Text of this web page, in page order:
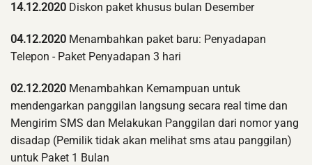
14.12.2020 Diskon paket khusus bulan Desember
04.12.2020 Menambahkan paket baru: Penyadapan
Telepon - Paket Penyadapan 3 hari
02.12.2020 Menambahkan Kemampuan untuk
mendengarkan panggilan langsung secara real time dan
Mengirim SMS dan Melakukan Panggilan dari nomor yang
disadap (Pemilik tidak akan melihat sms atau panggilan)
untuk Paket 1 Bulan